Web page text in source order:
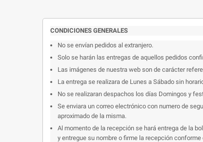
CONDICIONES GENERALES
No se envían pedidos al extranjero.
Solo se harán las entregas de aquellos pedidos
Las imágenes de nuestra web son de carácter
La entrega se realizara de Lunes a Sábado sin
No se realizaran despachos los días Domingos y
Se enviara un correo electrónico con numero de
aproximado de la misma.
Al momento de la recepción se hará entrega de la
y entregue su nombre o firme la recepción